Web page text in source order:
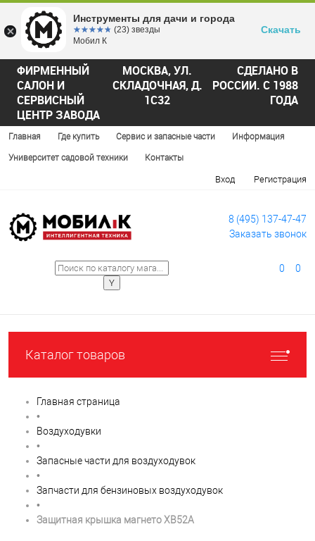
ФИРМЕННЫЙ
САЛОН И
СЕРВИСНЫЙ
ЦЕНТР ЗАВОДА
МОСКВА, УЛ.
СКЛАДОЧНАЯ, Д.
1С32
СДЕЛАНО В
РОССИИ. С 1988
ГОДА
Главная Где купить Сервис и запасные части Информация
Университет садовой техники Контакты
Вход Регистрация
8 (495) 137-47-47
Заказать звонок
0 0
Каталог товаров
Главная страница
•
Воздуходувки
•
Запасные части для воздуходувок
•
Запчасти для бензиновых воздуходувок
•
Защитная крышка магнето XB52A
Инструменты для дачи и города
☆☆☆☆☆
★★★★★ (23) звезды
Мобил К
Скачать